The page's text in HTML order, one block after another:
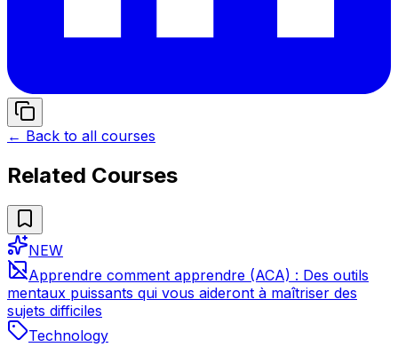
← Back to all courses
Related Courses
NEW
Apprendre comment apprendre (ACA) : Des outils
mentaux puissants qui vous aideront à maîtriser des
sujets difficiles
Technology